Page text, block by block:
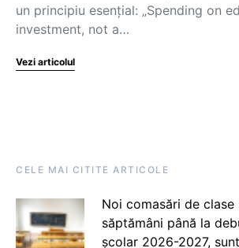
un principiu esențial: „Spending on
investment, not a…
Vezi articolul
CELE MAI CITITE ARTICOLE
Noi comasări de
săptămâni până la
școlar 2026-2027,